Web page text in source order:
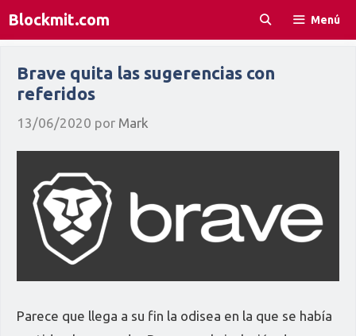
Saltar
Blockmit.com Menú
Brave quita las sugerencias con
referidos
13/06/2020 por Mark
Parece que llega a su fin la odisea en la que se había